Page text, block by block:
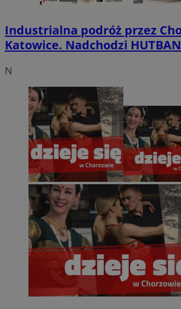
Industrialna podróż przez
Katowice. Nadchodzi
N